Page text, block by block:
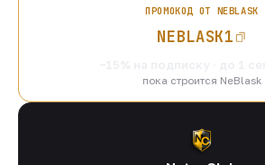
ПРОМОКОД ОТ NEBLASK
NEBLASK1
пока строится NeBlask